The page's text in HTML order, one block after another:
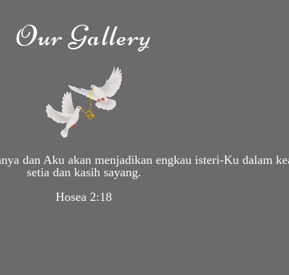
Our Gallery
dan Aku akan menjadikan engkau isteri-Ku dalam
setia dan kasih sayang.
Hosea 2:18